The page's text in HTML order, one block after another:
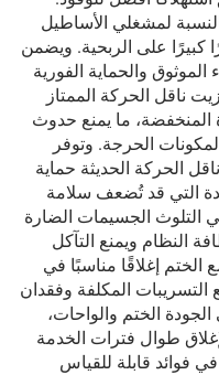
لمشغلي الأساطيل
كبيرًا على الربحية. ويضمن
والحماية الفورية
ناقل الحركة الممتاز
المنخفضة، ما يمنع حدوث
الحرجة. وتوفر
الحركة الحديثة حماية
التي قد تُضعف سلامة
الجسيمات الضارة
النظام ويمنع التآكل
إغلاقًا مناسبًا في
التسريبات المكلفة وفقدان
الختم والواحات،
طوال فترات الخدمة
فوائد قابلة للقياس